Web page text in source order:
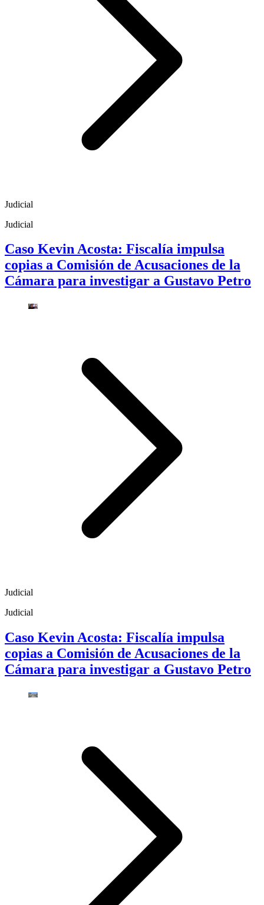
Judicial
Judicial
Caso Kevin Acosta: Fiscalía impulsa
copias a Comisión de Acusaciones de la
Cámara para investigar a Gustavo Petro
Judicial
Judicial
Caso Kevin Acosta: Fiscalía impulsa
copias a Comisión de Acusaciones de la
Cámara para investigar a Gustavo Petro